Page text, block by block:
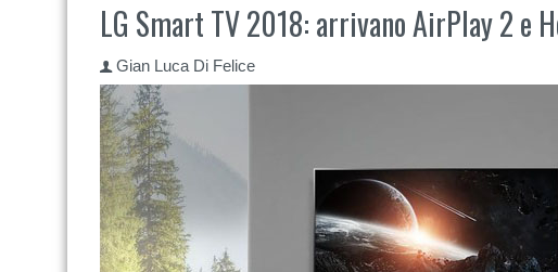
LG Smart TV 2018: arrivano AirPlay 2 e
Gian Luca Di Felice